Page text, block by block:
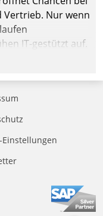
Vertrieb. Nur wenn
IT-gestützt auf.
Einstellungen